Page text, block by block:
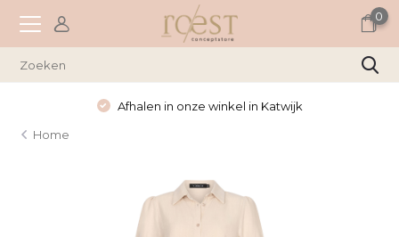
0
Afhalen in onze winkel in Katwijk
Home